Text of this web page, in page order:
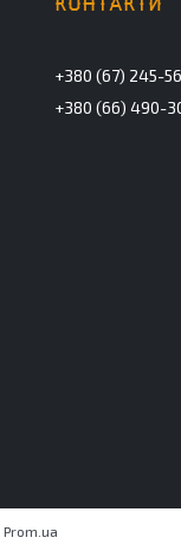
+380 (67) 245-
+380 (66) 490-
Prom.ua